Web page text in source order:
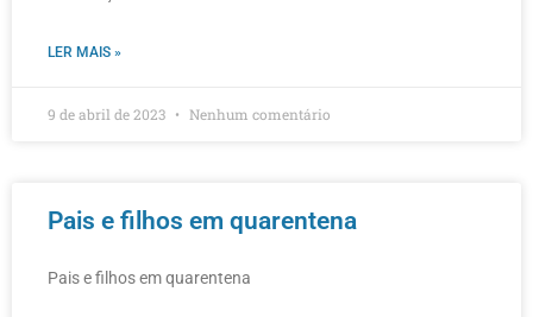
LER MAIS »
9 de abril de 2023 Nenhum comentário
Pais e filhos em quarentena
Pais e filhos em quarentena